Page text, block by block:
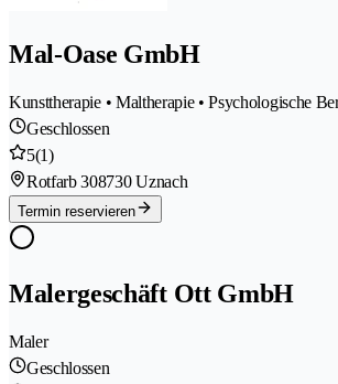
Mal-Oase GmbH
Kunsttherapie • Maltherapie • Psychologische
Geschlossen
5(1)
Rotfarb 308730 Uznach
Termin reservieren
Malergeschäft Ott GmbH
Maler
Geschlossen